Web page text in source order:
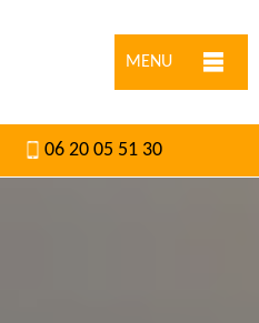
MENU
06 20 05 51 30